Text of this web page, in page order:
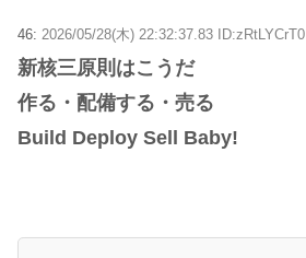
46: 2026/05/28(木) 22:32:37.83 ID:zRtLYCrT0
新核三原則はこうだ
作る・配備する・売る
Build Deploy Sell Baby!